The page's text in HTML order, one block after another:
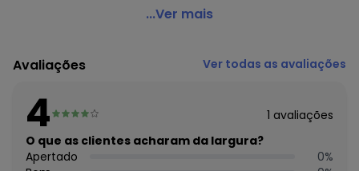
Bold Beach - Parte de Baixo Hot Pants Plus Size Verde
Histórico de preços
O preço apresentado abaixo é o menor oferecido em
algum dia do mês, para o menor tamanho disponível.
agosto/2026
julho/2026
junho/2026 N/D*
...Ver mais
Avaliações Ver todas as avaliações
4 1 avaliações
O que as clientes acharam da largura?
Apertado
0%